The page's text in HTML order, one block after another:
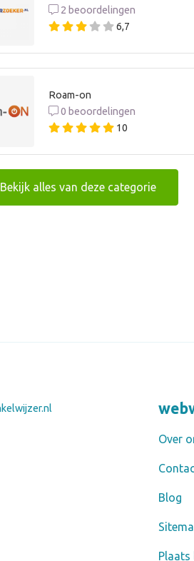
2 beoordelingen
6,7
Roam-on
0 beoordelingen
10
Bekijk alles van deze categorie
Over
Blog
Plaats